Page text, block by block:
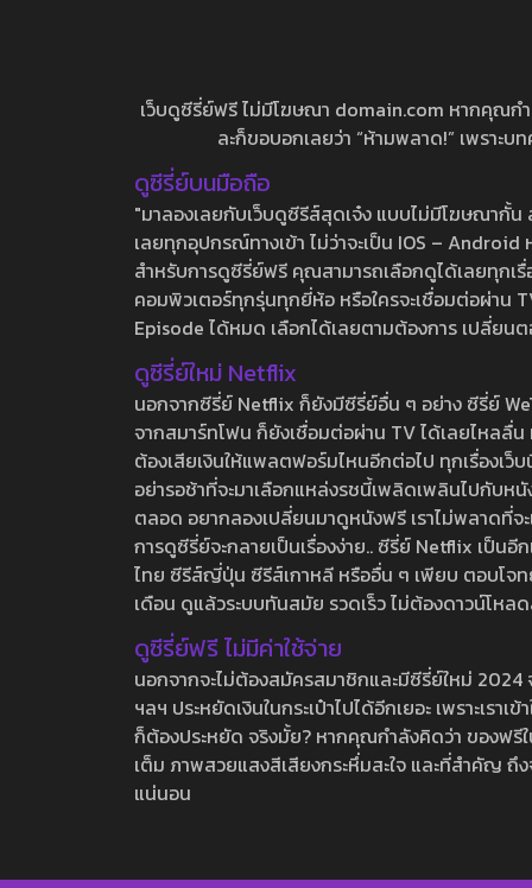
เว็บดูซีรี่ย์ฟรี ไม่มีโฆษณา domain.com หากคุณก
ละก็ขอบอกเลยว่า “ห้ามพลาด!” เพราะ
ดูซีรี่ย์บนมือถือ
"มาลองเลยกับเว็บดูซีรีส์สุดเจ๋ง แบบไม่มีโฆษณากั้
เลยทุกอุปกรณ์ทางเข้า ไม่ว่าจะเป็น IOS –
สำหรับการดูซีรี่ย์ฟรี คุณสามารถเลือกดูได้เลยทุกเ
คอมพิวเตอร์ทุกรุ่นทุกยี่ห้อ หรือใครจะเชื่อมต่อผ่าน
Episode ได้หมด เลือกได้เลยตามต้องการ เปลี่ยน
ดูซีรี่ย์ใหม่ Netflix
นอกจากซีรี่ย์ Netflix ก็ยังมีซีรี่ย์อื่น ๆ อย่าง ซีรี่ย์
จากสมาร์ทโฟน ก็ยังเชื่อมต่อผ่าน TV ได้เลยไหลลื่
ต้องเสียเงินให้แพลตฟอร์มไหนอีกต่อไป ทุกเรื่องเว็
อย่ารอช้าที่จะมาเลือกแหล่งรชนี้เพลิดเพลินไปกับห
ตลอด อยากลองเปลี่ยนมาดูหนังฟรี เราไม่พลาดที่
การดูซีรี่ย์จะกลายเป็นเรื่องง่าย.. ซีรี่ย์ Netflix เป็น
ไทย ซีรีส์ญี่ปุ่น ซีรีส์เกาหลี หรืออื่น ๆ เพียบ ตอบโจท
เดือน ดูแล้วระบบทันสมัย รวดเร็ว ไม่ต้องดาวน์โห
ดูซีรี่ย์ฟรี ไม่มีค่าใช้จ่าย
นอกจากจะไม่ต้องสมัครสมาชิกและมีซีรี่ย์ใหม่
ฯลฯ ประหยัดเงินในกระเป๋าไปได้อีกเยอะ เพราะเร
ก็ต้องประหยัด จริงมั้ย? หากคุณกำลังคิดว่า ของฟ
เต็ม ภาพสวยแสงสีเสียงกระหึ่มสะใจ และที่สำคัญ
แน่นอน